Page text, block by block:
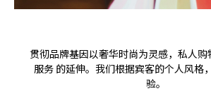
贯彻品牌基因以奢华时尚为灵感，私人购
服务 的延伸。我们根据宾客的个人风格
验。